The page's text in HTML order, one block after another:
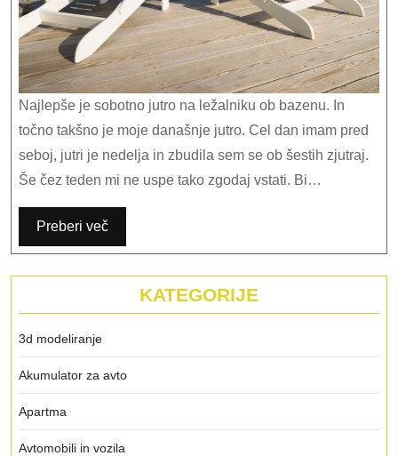
Najlepše je sobotno jutro na ležalniku ob bazenu. In
točno takšno je moje današnje jutro. Cel dan imam pred
seboj, jutri je nedelja in zbudila sem se ob šestih zjutraj.
Še čez teden mi ne uspe tako zgodaj vstati. Bi…
Preberi več
KATEGORIJE
3d modeliranje
Akumulator za avto
Apartma
Avtomobili in vozila